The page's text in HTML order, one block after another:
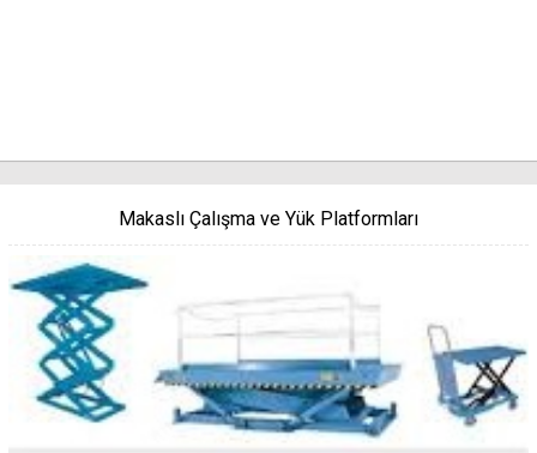
Makaslı Çalışma ve Yük Platformları